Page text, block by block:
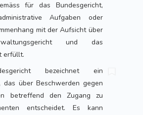
für das Bundes­gericht,
Aufgaben oder
mit der Aufsicht über
und das
erfüllt.
bezeichnet ein
das über Beschwerden gegen
betreffend den Zugang zu
entscheidet. Es kann